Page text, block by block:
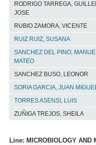
RODRIGO TARREGA,
JOSE
RUBIO ZAMORA, VICENTE
RUIZ RUIZ, SUSANA
SANCHEZ DEL PINO,
MATEO
SANCHEZ BUSO, LEONOR
SORIA GARCIA, JUAN
TORRES ASENSI, LUIS
ZUÑIGA TREJOS, SHEILA
Line: MICROBIOLOGY AND